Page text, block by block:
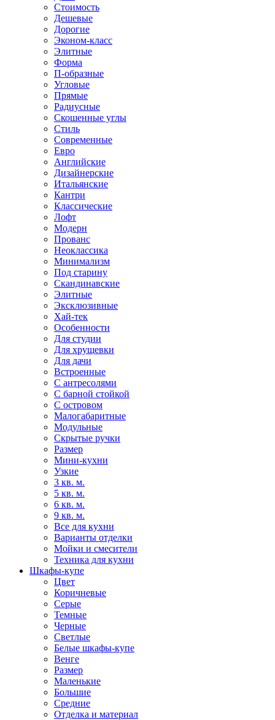
Стоимость
Дешевые
Дорогие
Эконом-класс
Элитные
Форма
П-образные
Угловые
Прямые
Радиусные
Скошенные углы
Стиль
Современные
Евро
Английские
Дизайнерские
Итальянские
Кантри
Классические
Лофт
Модерн
Прованс
Неоклассика
Минимализм
Под старину
Скандинавские
Элитные
Эксклюзивные
Хай-тек
Особенности
Для студии
Для хрущевки
Для дачи
Встроенные
С антресолями
С барной стойкой
С островом
Малогабаритные
Модульные
Скрытые ручки
Размер
Мини-кухни
Узкие
3 кв. м.
5 кв. м.
6 кв. м.
9 кв. м.
Все для кухни
Варианты отделки
Мойки и смесители
Техника для кухни
Шкафы-купе
Цвет
Коричневые
Серые
Темные
Черные
Светлые
Белые шкафы-купе
Венге
Размер
Маленькие
Большие
Средние
Отделка и материал